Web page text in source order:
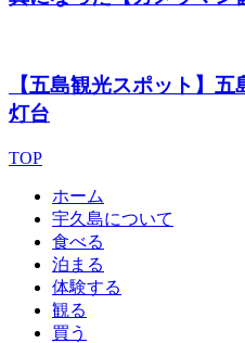
【五島観光スポット】
灯台
TOP
ホーム
宇久島について
食べる
泊まる
体験する
観る
買う